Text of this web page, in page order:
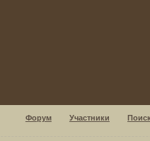
Форум Участники